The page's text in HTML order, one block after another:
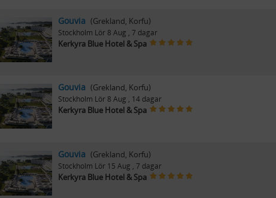
Gouvia (Grekland, Korfu)
Stockholm Lör 8 Aug , 7 dagar
Kerkyra Blue Hotel & Spa
Gouvia (Grekland, Korfu)
Stockholm Lör 8 Aug , 14 dagar
Kerkyra Blue Hotel & Spa
Gouvia (Grekland, Korfu)
Stockholm Lör 15 Aug , 7 dagar
Kerkyra Blue Hotel & Spa